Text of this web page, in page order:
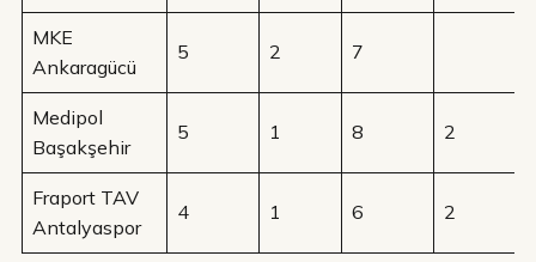
MKE
Ankaragücü
5 2 7
Medipol
Başakşehir
5 1 8 2
Fraport TAV
Antalyaspor
4 1 6 2